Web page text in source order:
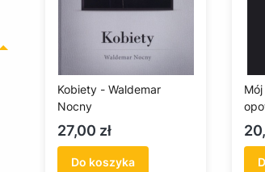
Kobiety - Waldemar
Nocny
Cena
27,00 zł
Do koszyka